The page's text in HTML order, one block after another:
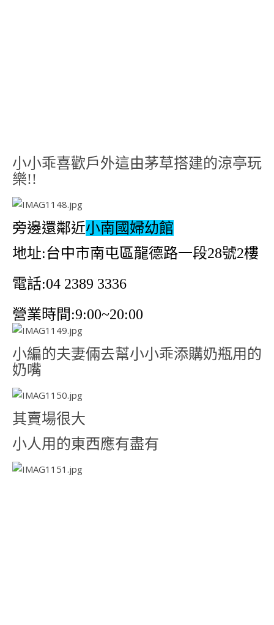
小小乖喜歡戶外這由茅草搭建的涼亭玩
樂!!
旁邊還鄰近小南國婦幼館
地址:台中市南屯區龍德路一段28號2樓
電話:04 2389 3336
營業時間:9:00~20:00
小編的夫妻倆去幫小小乖添購奶瓶用的
奶嘴
其賣場很大
小人用的東西應有盡有